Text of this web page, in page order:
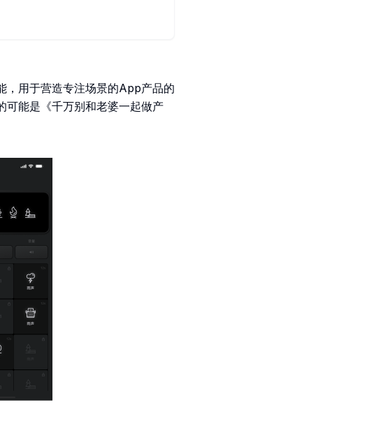
，用于营造专注场景的App产品的
可能是《千万别和老婆一起做产